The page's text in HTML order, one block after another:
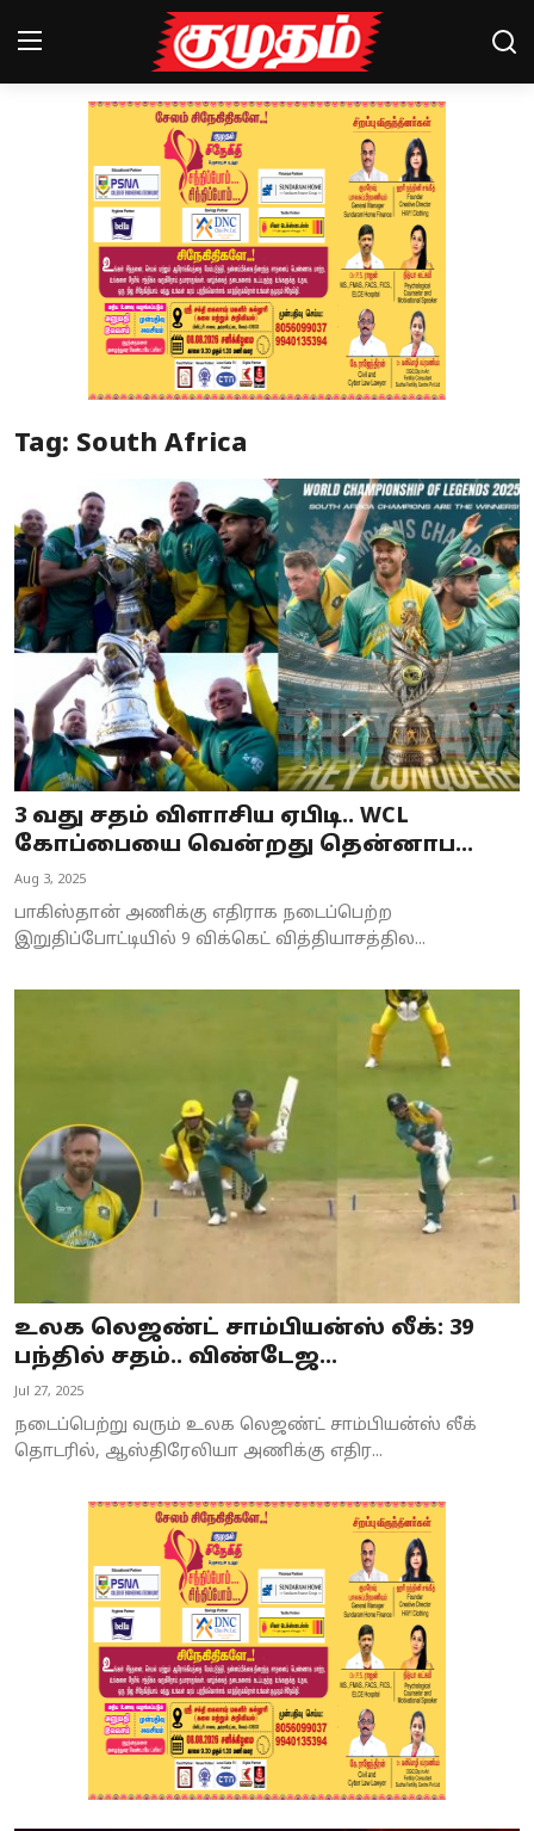
Magazines
Special Story
Business
Crime
Tamilnadu
National
World
Astrology
Spirituality
Weather
Politics
Tag: South Africa
3 வது சதம் விளாசிய ஏபிடி.. WCL
கோப்பையை வென்றது தென்னாப...
Aug 3, 2025
பாகிஸ்தான் அணிக்கு எதிராக நடைப்பெற்ற
இறுதிப்போட்டியில் 9 விக்கெட் வித்தியாசத்தில...
உலக லெஜண்ட் சாம்பியன்ஸ் லீக்: 39
பந்தில் சதம்.. விண்டேஜ...
Jul 27, 2025
நடைப்பெற்று வரும் உலக லெஜண்ட் சாம்பியன்ஸ் லீக்
தொடரில், ஆஸ்திரேலியா அணிக்கு எதிர...